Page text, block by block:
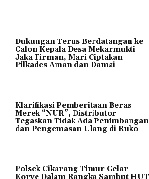
Dukungan Terus Berdatangan ke
Calon Kepala Desa Mekarmukti
Jaka Firman, Mari Ciptakan
Pilkades Aman dan Damai
Klarifikasi Pemberitaan Beras
Merek “NUR”, Distributor
Tegaskan Tidak Ada Penimbangan
dan Pengemasan Ulang di Ruko
Polsek Cikarang Timur Gelar
Korve Dalam Rangka Sambut HUT